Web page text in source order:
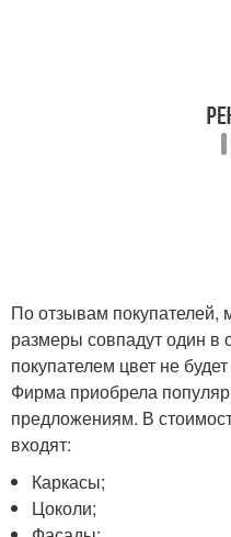
По отзывам покупателей,
размеры совпадут один
покупателем цвет не
Фирма приобрела
предложениям. В
входят:
Каркасы;
Цоколи;